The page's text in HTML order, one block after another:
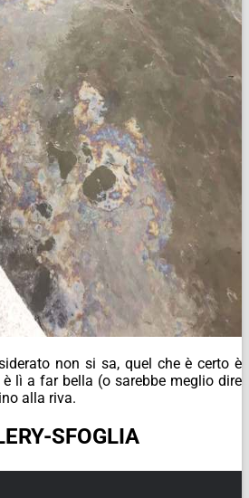
non si sa, quel che è certo è
lì a far bella (o sarebbe meglio dire
alla riva.
SFOGLIA